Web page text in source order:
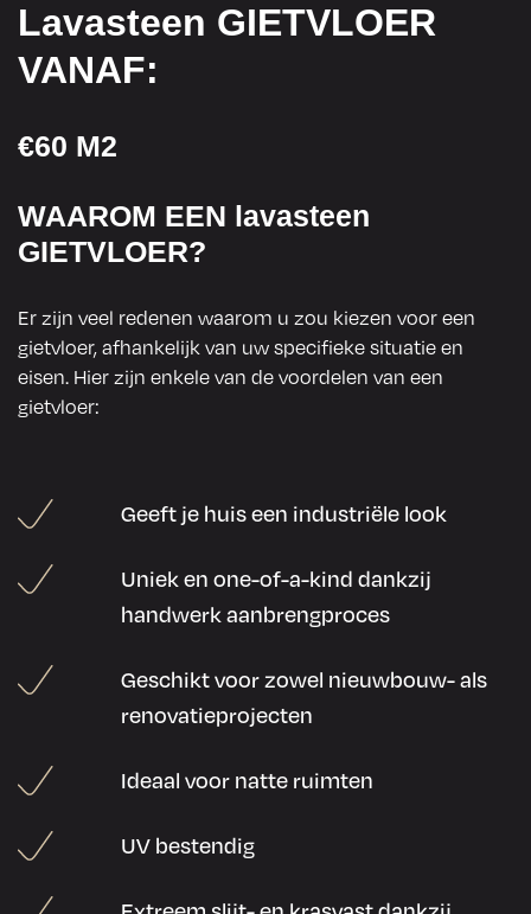
Lavasteen GIETVLOER
VANAF:
€60 M2
WAAROM EEN lavasteen
GIETVLOER?
Er zijn veel redenen waarom u zou kiezen voor een
gietvloer, afhankelijk van uw specifieke situatie en
eisen. Hier zijn enkele van de voordelen van een
gietvloer:
Geeft je huis een industriële look
Uniek en one-of-a-kind dankzij
handwerk aanbrengproces
Geschikt voor zowel nieuwbouw- als
renovatieprojecten
Ideaal voor natte ruimten
UV bestendig